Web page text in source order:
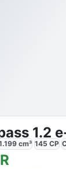
cm³ 145 CP